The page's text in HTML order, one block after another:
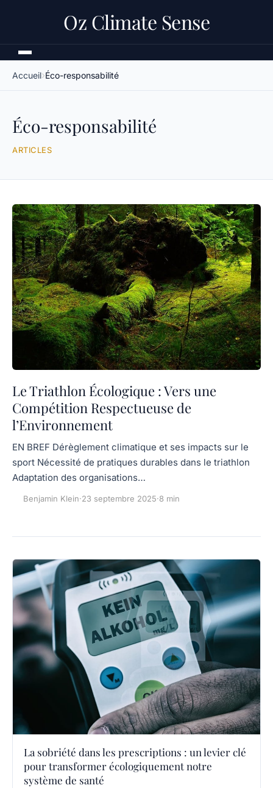
Oz Climate Sense
Accueil Éco-responsabilité
Éco-responsabilité
ARTICLES
Le Triathlon Écologique : Vers une
Compétition Respectueuse de
l’Environnement
EN BREF Dérèglement climatique et ses impacts sur le
sport Nécessité de pratiques durables dans le triathlon
Adaptation des organisations…
Benjamin Klein·23 septembre 2025·8 min
La sobriété dans les prescriptions : un levier clé
pour transformer écologiquement notre
système de santé